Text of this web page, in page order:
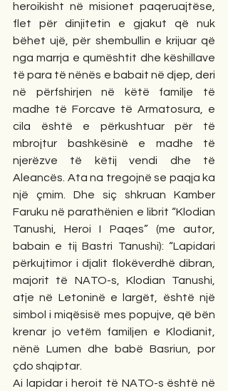
heroikisht në misionet paqeruajtëse,
flet për dinjitetin e gjakut që nuk
bëhet ujë, për shembullin e krijuar që
nga marrja e qumështit dhe këshillave
të para të nënës e babait në djep, deri
në përfshirjen në këtë familje të
madhe të Forcave të Armatosura, e
cila është e përkushtuar për të
mbrojtur bashkësinë e madhe të
njerëzve të këtij vendi dhe të
Aleancës. Ata na tregojnë se paqja ka
një çmim. Dhe siç shkruan Kamber
Faruku në parathënien e librit “Klodian
Tanushi, Heroi I Paqes” (me autor,
babain e tij Bastri Tanushi): “Lapidari
përkujtimor i djalit flokëverdhë dibran,
majorit të NATO-s, Klodian Tanushi,
atje në Letoninë e largët, është një
simbol i miqësisë mes popujve, që bën
krenar jo vetëm familjen e Klodianit,
nënë Lumen dhe babë Basriun, por
çdo shqiptar.
Ai lapidar i heroit të NATO-s është në